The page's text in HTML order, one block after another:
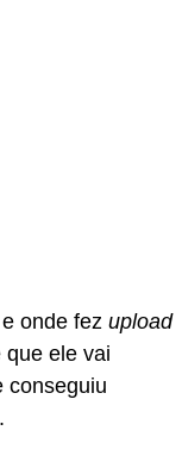
onde fez upload
que ele vai
conseguiu